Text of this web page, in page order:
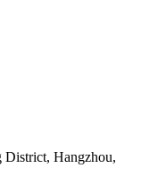
Hangzhou,